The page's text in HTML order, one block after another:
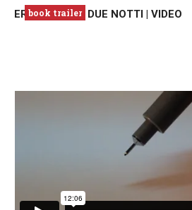
book trailer
ERANO COME DUE NOTTI | VIDEO